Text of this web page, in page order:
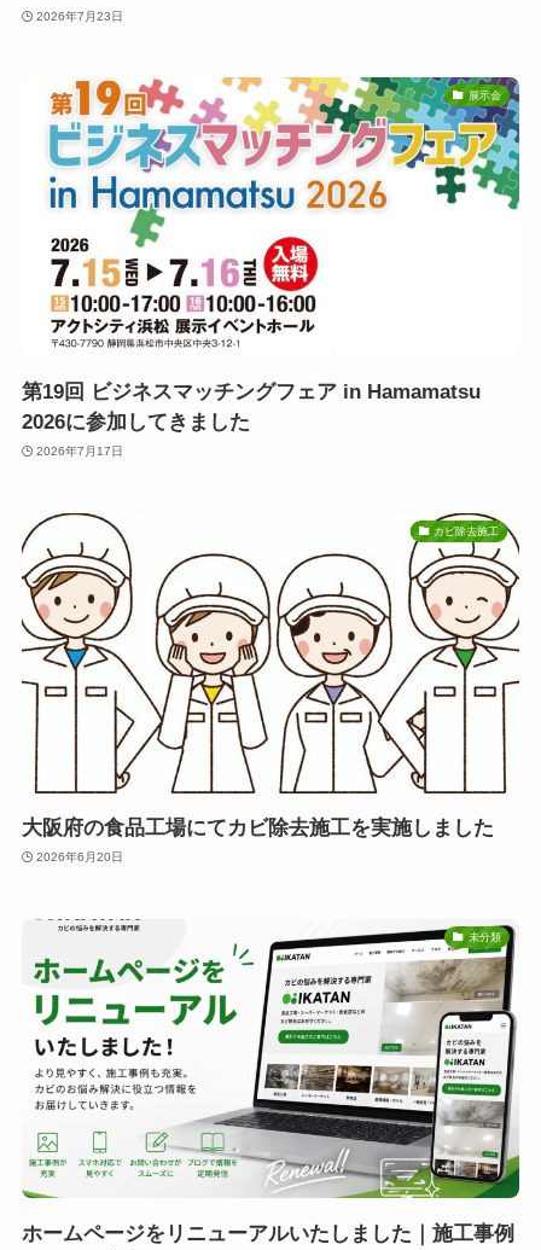
2026年7月23日
展示会
第19回 ビジネスマッチングフェア in Hamamatsu
2026に参加してきました
2026年7月17日
カビ除去施工
大阪府の食品工場にてカビ除去施工を実施しました
2026年6月20日
未分類
ホームページをリニューアルいたしました｜施工事例